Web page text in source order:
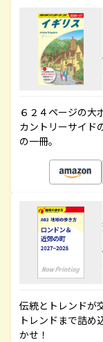
６２４ページの大
カントリーサイド
の一冊。
伝統とトレンドが
トレンドまで詰め
かせ！